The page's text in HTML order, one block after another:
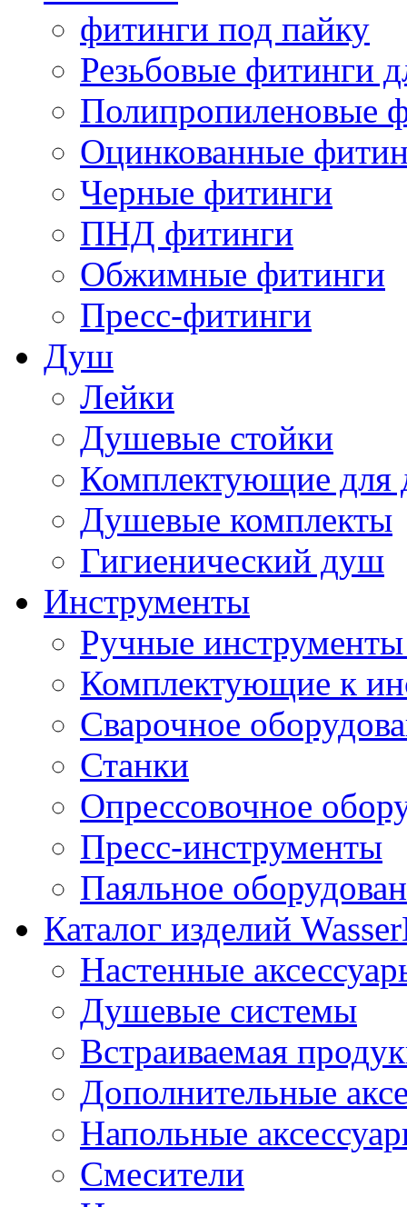
фитинги под пайку
Резьбовые фитинги
Полипропиленовые
Оцинкованные
Черные фитинги
ПНД фитинги
Обжимные фитинги
Пресс-фитинги
Душ
Лейки
Душевые стойки
Комплектующие для
Душевые комплекты
Гигиенический душ
Инструменты
Ручные
Комплектующие к
Сварочное
Станки
Опрессовочное
Пресс-инструменты
Паяльное
Каталог изделий
Настенные
Душевые системы
Встраиваемая
Дополнительные
Напольные
Смесители